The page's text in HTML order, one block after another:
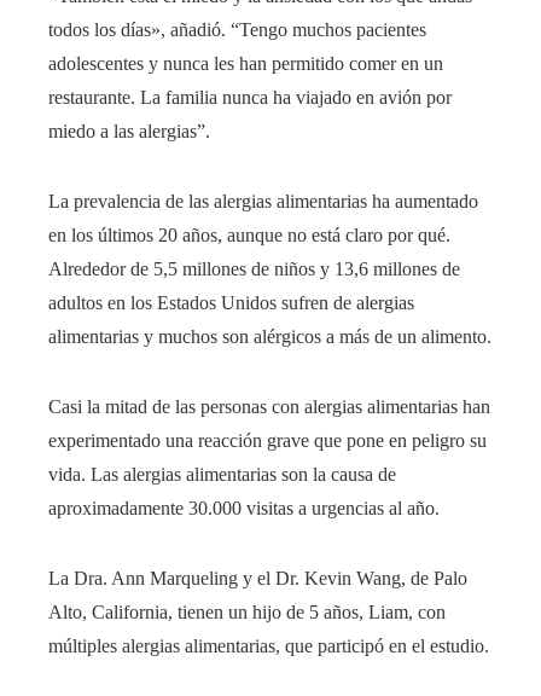
todos los días», añadió. “Tengo muchos pacientes
adolescentes y nunca les han permitido comer en un
restaurante. La familia nunca ha viajado en avión por
miedo a las alergias”.
La prevalencia de las alergias alimentarias ha aumentado
en los últimos 20 años, aunque no está claro por qué.
Alrededor de 5,5 millones de niños y 13,6 millones de
adultos en los Estados Unidos sufren de alergias
alimentarias y muchos son alérgicos a más de un alimento.
Casi la mitad de las personas con alergias alimentarias han
experimentado una reacción grave que pone en peligro su
vida. Las alergias alimentarias son la causa de
aproximadamente 30.000 visitas a urgencias al año.
La Dra. Ann Marqueling y el Dr. Kevin Wang, de Palo
Alto, California, tienen un hijo de 5 años, Liam, con
múltiples alergias alimentarias, que participó en el estudio.